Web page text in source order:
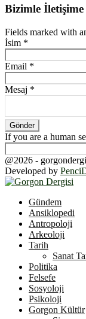
Bizimle İletişime
Fields marked with
İsim *
Email *
Mesaj *
If you are a human
@2026 -
Developed by
Gündem
Ansiklopedi
Antropoloji
Arkeoloji
Tarih
Sanat
Politika
Felsefe
Sosyoloji
Psikoloji
Gorgon Kültür